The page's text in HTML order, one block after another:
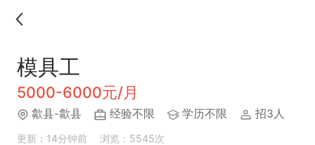
模具工
5000-6000元/月
歙县-歙县 经验不限 学历不限 招3人
更新：14分钟前 浏览：5545次